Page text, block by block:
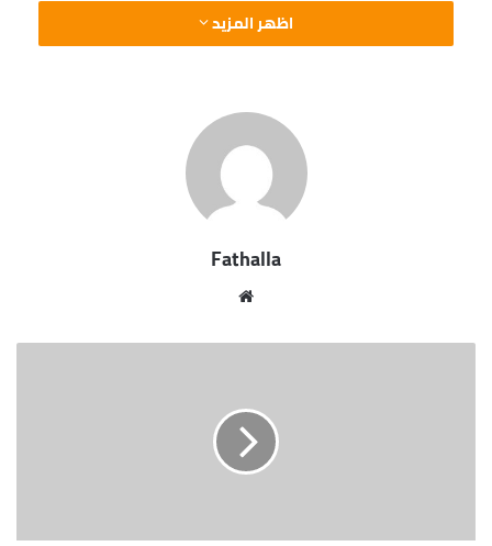
اظهر المزيد
Fathalla